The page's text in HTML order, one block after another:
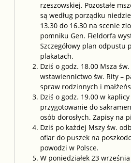
rzeszowskiej. Pozostałe
są według porządku
13.30 do 16.30 na scenie
pomniku Gen. Fieldorfa
Szczegółowy plan odpustu
plakatach.
Dziś o godz. 18.00 Msza
wstawiennictwo św. Rity –
spraw rodzinnych i
Dziś o godz. 19.00 w
przygotowanie do
osób dorosłych. Zapisy na
Dziś po każdej Mszy św.
ofiar do puszek na
powodzi w Polsce.
W poniedziałek 23